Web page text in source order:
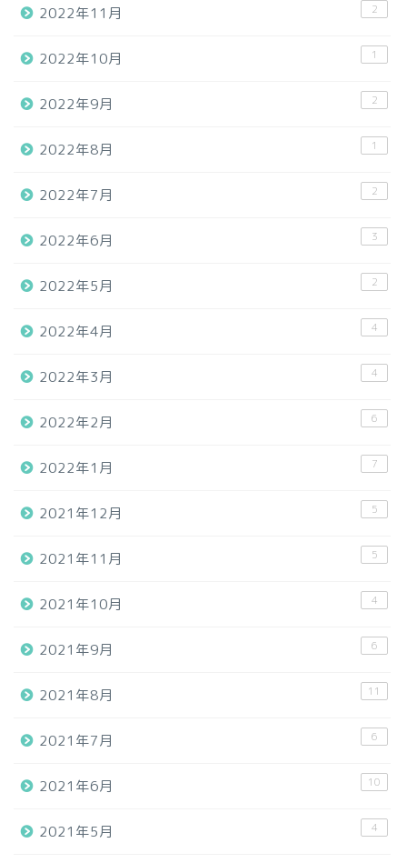
2022年11月 2
2022年10月 1
2022年9月 2
2022年8月 1
2022年7月 2
2022年6月 3
2022年5月 2
2022年4月 4
2022年3月 4
2022年2月 6
2022年1月 7
2021年12月 5
2021年11月 5
2021年10月 4
2021年9月 6
2021年8月 11
2021年7月 6
2021年6月 10
2021年5月 4